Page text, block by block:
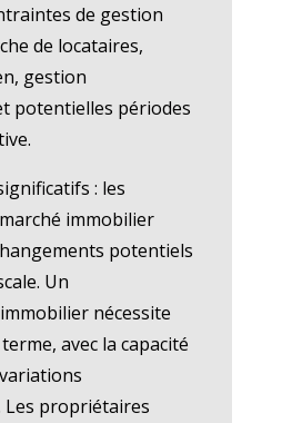
de gestion
de locataires,
gestion
potentielles périodes
: les
immobilier
potentiels
Un
nécessite
avec la capacité
Les propriétaires